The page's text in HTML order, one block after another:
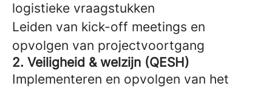
logistieke vraagstukken
Leiden van kick-off meetings en
opvolgen van projectvoortgang
2. Veiligheid & welzijn (QESH)
Implementeren en opvolgen van het